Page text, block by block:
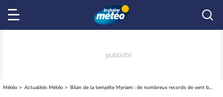
Météo Actualités Météo Bilan de la tempête Myriam : de nombreux records de vent battus !